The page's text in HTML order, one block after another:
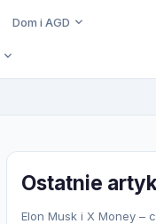
Dom i AGD
Ostatnie
Elon Musk i X Money –